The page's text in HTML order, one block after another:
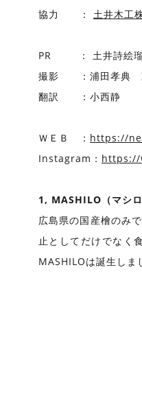
協力 ： 土井木工
PR ： 土井詩絵瑠
撮影 ：浦田孝典
翻訳 ：小西静
ＷＥＢ ： https://
Instagram： https://
1, MASHILO（マシロ
広島県の国産檜のみ
止としてだけでなく
MASHILOは誕生しま